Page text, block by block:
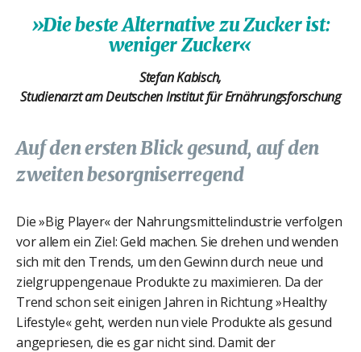
»Die beste Alternative zu Zucker ist:
weniger Zucker«
Stefan Kabisch,
Studienarzt am Deutschen Institut für Ernährungsforschung
Auf den ersten Blick gesund, auf den
zweiten besorgniserregend
Die »Big Player« der Nahrungsmittelindustrie verfolgen
vor allem ein Ziel: Geld machen. Sie drehen und wenden
sich mit den Trends, um den Gewinn durch neue und
zielgruppengenaue Produkte zu maximieren. Da der
Trend schon seit einigen Jahren in Richtung »Healthy
Lifestyle« geht, werden nun viele Produkte als gesund
angepriesen, die es gar nicht sind. Damit der